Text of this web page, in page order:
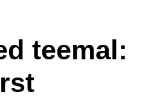
teemal: